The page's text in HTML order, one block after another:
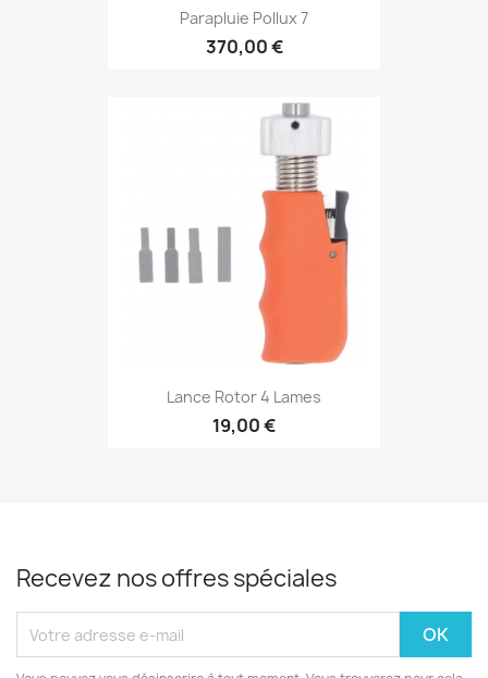
Parapluie Pollux 7
370,00 €
Lance Rotor 4 Lames
19,00 €
Recevez nos offres spéciales